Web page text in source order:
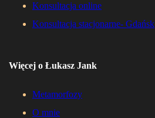
Konsultacja online
Konsultacja stacjonarne- Gdańsk
Więcej o Łukasz Jank
Metamorfozy
O mnie